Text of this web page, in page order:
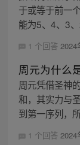
于或等于前一
能为5、4、3
1 个回答 2024
周元为什么
周元凭借圣神
和，其实力与
到第一序列，
1 个回答 2024